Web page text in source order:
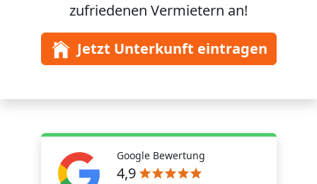
zufriedenen Vermietern an!
Jetzt Unterkunft eintragen
Google Bewertung
4,9